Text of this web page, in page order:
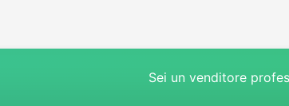
Sei un venditore